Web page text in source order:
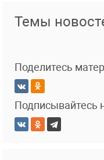
Темы
Поделитесь
Подписывайтесь